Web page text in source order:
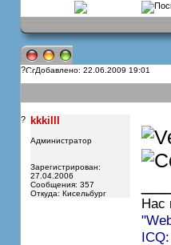
? Добавлено: 22.06.2009 19:01
? kkkilll
Администратор
Зарегистрирован:
27.04.2006
Сообщения: 357
Откуда: Кисельбург
Нас